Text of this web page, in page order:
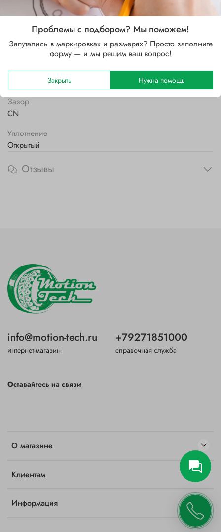
Наружный диаметр D, мм
62
Ширина B, мм
18
Сепаратор
Зазор
CN
Уплотнение
Открытый
Отзывы
О магазине
Клиентам
Информация
info@motion-tech.ru
интернет-магазин
+79271851000
справочная служба
Оставайтесь на связи
Проблемы с подбором? Мы поможем!
Запутались в маркировках и размерах? Просто заполните
форму — и мы решим ваш вопрос!
Закрыть Нужна помощь